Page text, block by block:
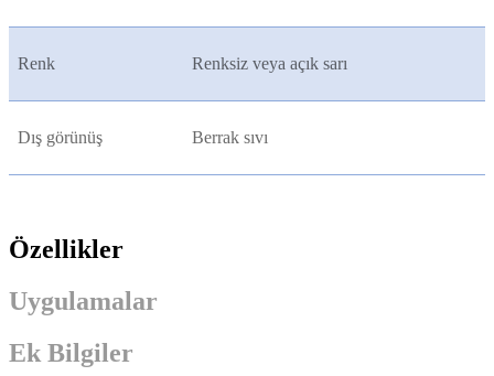
Renk Renksiz veya açık sarı
Dış görünüş Berrak sıvı
Özellikler
Uygulamalar
Ek Bilgiler